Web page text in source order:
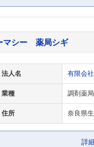
マシー 薬局シギ
法人名 有限会
業種 調剤薬局
住所 奈良県
詳